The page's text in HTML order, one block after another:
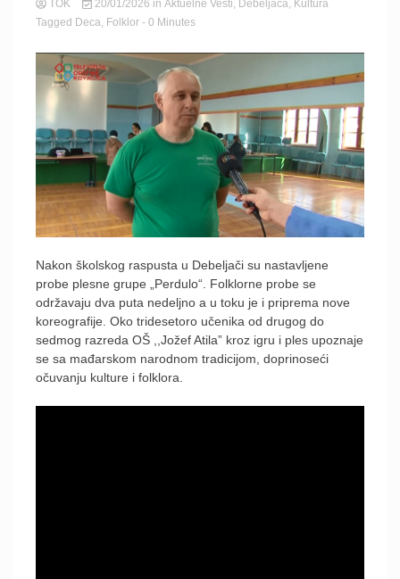
TOK 20/01/2026 in Aktuelne Vesti, Debeljača, Kultura
Tagged Deca, Folklor - 0 Minutes
Nakon školskog raspusta u Debeljači su nastavljene
probe plesne grupe „Perdulo“. Folklorne probe se
održavaju dva puta nedeljno a u toku je i priprema nove
koreografije. Oko tridesetoro učenika od drugog do
sedmog razreda OŠ ,,Jožef Atila” kroz igru i ples upoznaje
se sa mađarskom narodnom tradicijom, doprinoseći
očuvanju kulture i folklora.